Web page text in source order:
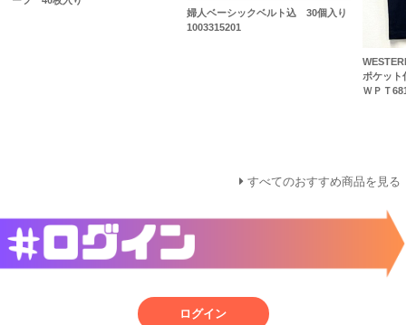
婦人ベーシックベルト込 30個入り
1003315201
ポケッ
ＷＰＴ
すべてのおすすめ商品を見る
ログイン